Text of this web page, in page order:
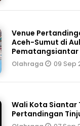
Venue
Aceh-Sumut di
Pematangsiantar
Olahraga 09 Sep
Wali Kota Siantar
Pertandingan